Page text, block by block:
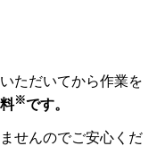
ただいてから作業を
※です。
せんのでご安心くだ